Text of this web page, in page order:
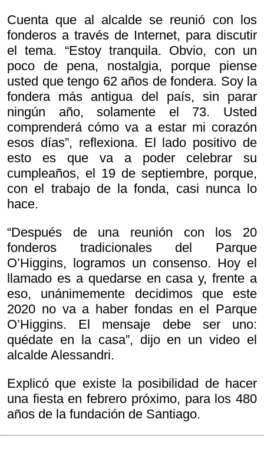
Cuenta que al alcalde se reunió con los
fonderos a través de Internet, para discutir
el tema. “Estoy tranquila. Obvio, con un
poco de pena, nostalgia, porque piense
usted que tengo 62 años de fondera. Soy la
fondera más antigua del país, sin parar
ningún año, solamente el 73. Usted
comprenderá cómo va a estar mi corazón
esos días”, reflexiona. El lado positivo de
esto es que va a poder celebrar su
cumpleaños, el 19 de septiembre, porque,
con el trabajo de la fonda, casi nunca lo
hace.
“Después de una reunión con los 20
fonderos tradicionales del Parque
O’Higgins, logramos un consenso. Hoy el
llamado es a quedarse en casa y, frente a
eso, unánimemente decidimos que este
2020 no va a haber fondas en el Parque
O’Higgins. El mensaje debe ser uno:
quédate en la casa”, dijo en un video el
alcalde Alessandri.
Explicó que existe la posibilidad de hacer
una fiesta en febrero próximo, para los 480
años de la fundación de Santiago.